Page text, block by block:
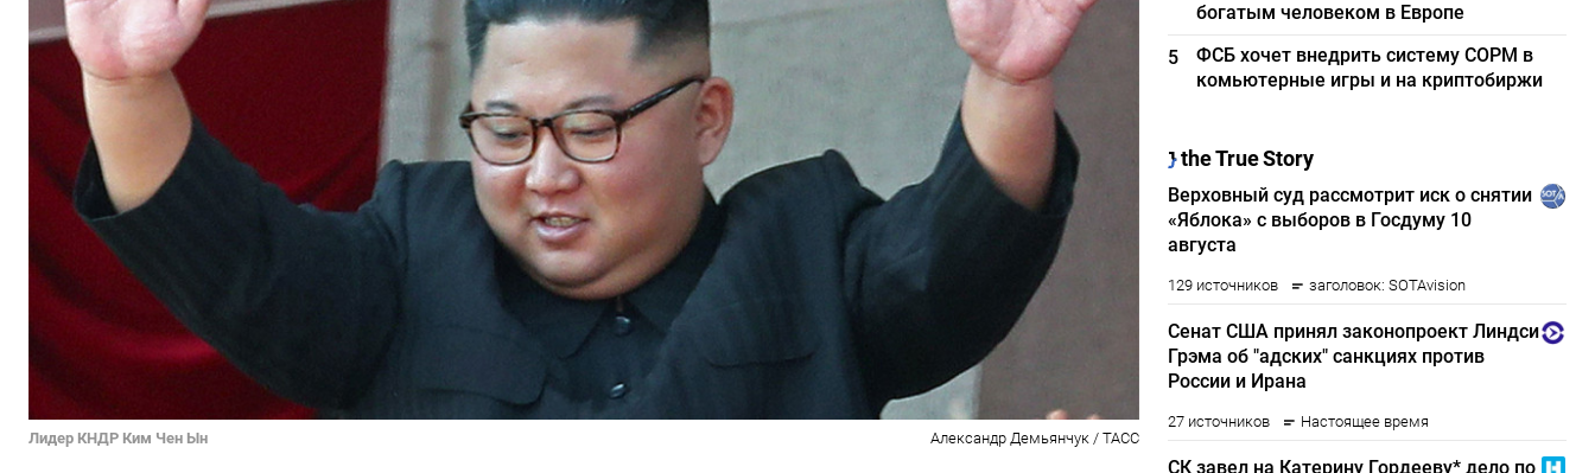
Лидер КНДР Ким Чен Ын Александр Демьянчук / ТАСС
богатым человеком в Европе
5
ФСБ хочет внедрить систему СОРМ в
комьютерные игры и на криптобиржи